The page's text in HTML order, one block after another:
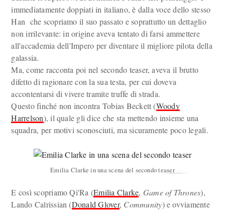
immediatamente doppiati in italiano, è dalla voce dello stesso
Han che scopriamo il suo passato e soprattutto un dettaglio
non irrilevante: in origine aveva tentato di farsi ammettere
all'accademia dell'Impero per diventare il migliore pilota della
galassia.
Ma, come racconta poi nel secondo teaser, aveva il brutto
difetto di ragionare con la sua testa, per cui doveva
accontentarsi di vivere tramite truffe di strada.
Questo finché non incontra Tobias Beckett (Woody
Harrelson), il quale gli dice che sta mettendo insieme una
squadra, per motivi sconosciuti, ma sicuramente poco legali.
Emilia Clarke in una scena del secondo teaser
E così scopriamo Qi'Ra (Emilia Clarke, Game of Thrones),
Lando Calrissian (Donald Glover, Community) e ovviamente